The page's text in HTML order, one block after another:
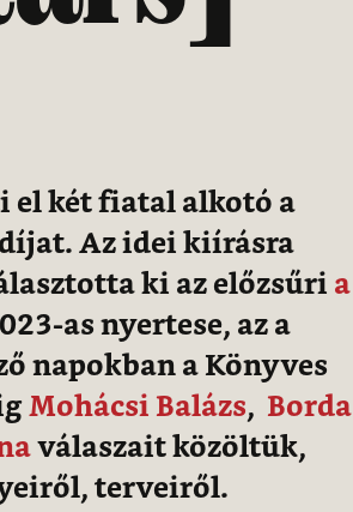
el két fiatal alkotó a
Az idei kiírásra
ki az előzsűri a
as nyertese, az a
napokban a Könyves
Mohácsi Balázs, Borda
válaszait közöltük,
terveiről.